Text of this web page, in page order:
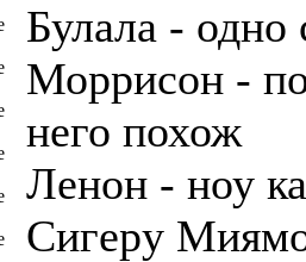
Булала - одно
Моррисон -
него похож
Ленон - ноу
Сигеру